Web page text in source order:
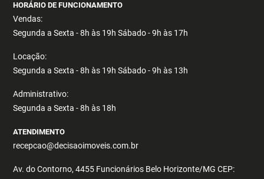
HORÁRIO DE FUNCIONAMENTO
Vendas:
Segunda a Sexta - 8h às 19h Sábado - 9h às 17h
Locação:
Segunda a Sexta - 8h às 19h Sábado - 9h às 13h
Administrativo:
Segunda a Sexta - 8h às 18h
ATENDIMENTO
recepcao@decisaoimoveis.com.br
Av. do Contorno, 4455 Funcionários Belo Horizonte/MG CEP: